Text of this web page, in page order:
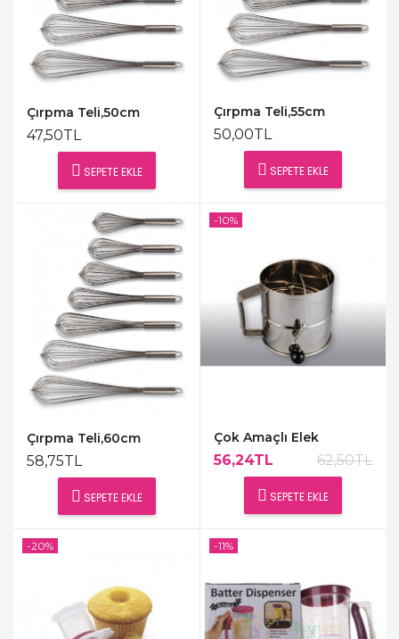
Çırpma Teli,50cm
47,50TL
SEPETE EKLE
Çırpma Teli,55cm
50,00TL
SEPETE EKLE
Çırpma Teli,60cm
58,75TL
SEPETE EKLE
Çok Amaçlı Elek
56,24TL 62,50TL
SEPETE EKLE
-10%
-20% -11%